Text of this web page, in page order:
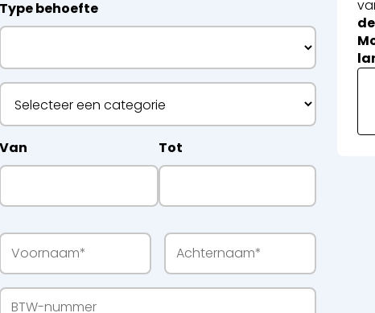
Type behoefte
Van Tot